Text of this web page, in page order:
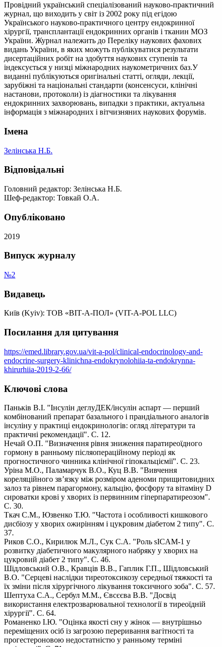
Провідний український спеціалізований науково-практичний
журнал, що виходить у світ із 2002 року під егідою
Українського науково-практичного центру ендокринної
хірургії, трансплантації ендокринних органів і тканин МОЗ
України. Журнал належить до Переліку наукових фахових
видань України, в яких можуть публікуватися результати
дисертаційних робіт на здобуття наукових ступенів та
індексується у низці міжнародних наукометричних баз.У
виданні публікуються оригінальні статті, огляди, лекції,
зарубіжні та національні стандарти (консенсуси, клінічні
настанови, протоколи) із діагностики та лікування
ендокринних захворювань, випадки з практики, актуальна
інформація з міжнародних і вітчизняних наукових форумів.
Імена
Зелінська Н.Б.
Відповідальні
Головний редактор: Зелінська Н.Б.
Шеф-редактор: Товкай О.А.
Опубліковано
2019
Випуск журналу
№2
Видавець
Київ (Kyiv): ТОВ «ВІТ-А-ПОЛ» (VIT-A-POL LLC)
Посилання для цитування
https://emed.library.gov.ua/vit-a-pol/clinical-endocrinology-and-
endocrine-surgery-klinichna-endokrynolohiia-ta-endokrynna-
khirurhiia-2019-2-66/
Ключові слова
Паньків В.І. "Інсулін деглуДЕК/інсулін аспарт — перший
комбінований препарат базального і прандіального аналогів
інсуліну у практиці ендокринологів: огляд літератури та
практичні рекомендації". С. 12.
Нечай О.П. "Визначення рівня зниження паратиреоїдного
гормону в ранньому післяопераційному періоді як
прогностичного чинника клінічної гіпокальціємії". С. 23.
Уріна М.О., Паламарчук В.О., Куц В.В. "Вивчення
кореляційного зв’язку між розміром аденоми прищитовидних
залоз та рівнем парагормону, кальцію, фосфору та вітаміну D
сироватки крові у хворих із первинним гіперпаратиреозом".
С. 30.
Ткач С.М., Юзвенко Т.Ю. "Частота і особливості кишкового
дисбіозу у хворих ожирінням і цукровим діабетом 2 типу". С.
37.
Риков С.О., Кирилюк М.Л., Сук С.А. "Роль sICAM-1 у
розвитку діабетичного макулярного набряку у хворих на
цукровий діабет 2 типу". С. 46.
Шідловський О.В., Кравців В.В., Гаплик Г.П., Шідловський
В.О. "Серцеві наслідки тиреотоксикозу середньої тяжкості та
їх зміни після хірургічного лікування токсичного зоба". С. 57.
Шептуха С.А., Сербул М.М., Євсєєва В.В. "Досвід
використання електрозварювальної технології в тиреоїдній
хірургії". С. 64.
Романенко І.Ю. "Оцінка якості сну у жінок — внутрішньо
переміщених осіб із загрозою переривання вагітності та
прогестероновою недостатністю у ранньому терміні